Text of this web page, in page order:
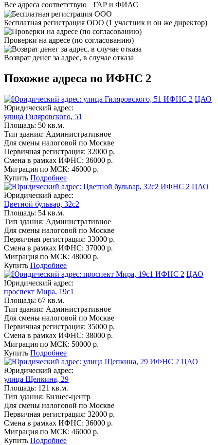
Все адреса соответствую ГАР и ФИАС
Бесплатная регистрация ООО (1 участник и он же директор)
Проверки на адресе (по согласованию)
Возврат денег за адрес, в случае отказа
Похожие адреса по ИФНС 2
ИФНС 2 ЦАО
Юридический адрес:
улица Гиляровского, 51
Площадь: 50 кв.м.
Тип здания: Административное
Для смены налоговой по Москве
Первичная регистрация: 32000 р.
Смена в рамках ИФНС: 36000 р.
Миграция по МСК: 46000 р.
Купить Подробнее
ИФНС 2 ЦАО
Юридический адрес:
Цветной бульвар, 32с2
Площадь: 54 кв.м.
Тип здания: Административное
Для смены налоговой по Москве
Первичная регистрация: 33000 р.
Смена в рамках ИФНС: 37000 р.
Миграция по МСК: 48000 р.
Купить Подробнее
ИФНС 2 ЦАО
Юридический адрес:
проспект Мира, 19с1
Площадь: 67 кв.м.
Тип здания: Административное
Для смены налоговой по Москве
Первичная регистрация: 35000 р.
Смена в рамках ИФНС: 38000 р.
Миграция по МСК: 50000 р.
Купить Подробнее
ИФНС 2 ЦАО
Юридический адрес:
улица Щепкина, 29
Площадь: 121 кв.м.
Тип здания: Бизнес-центр
Для смены налоговой по Москве
Первичная регистрация: 32000 р.
Смена в рамках ИФНС: 36000 р.
Миграция по МСК: 46000 р.
Купить Подробнее